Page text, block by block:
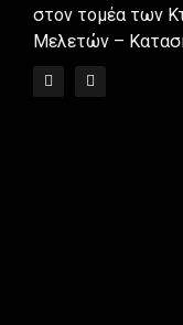
στον τομέα των
Μελετών –